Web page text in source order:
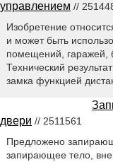
управлением //
Изобретение
и может быть
помещений, гаражей,
Технический
замка функцией
двери // 2511561
Предложено
запирающее тело,